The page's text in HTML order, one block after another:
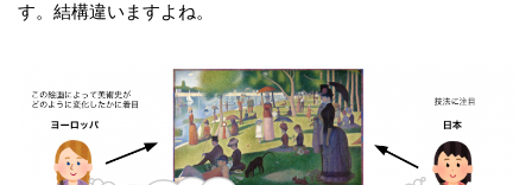
す。結構違いますよね。